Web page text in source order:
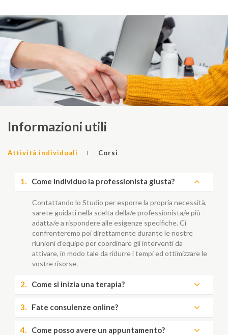
Informazioni utili
Attività individuali Corsi
1. Come individuo la professionista giusta?
Contattando lo Studio per esporre la propria necessità,
sarete guidati nella scelta della/e professionista/e più
adatta/e a rispondere alle esigenze specifiche. Ci
confronteremo poi direttamente durante le nostre
riunioni d’equipe per coordinare gli interventi da
attivare, in modo tale da ridurre i tempi ed ottimizzare le
vostre risorse.
2. Come si inizia una terapia?
3. Fate consulenze online?
4. Come posso avere un appuntamento?